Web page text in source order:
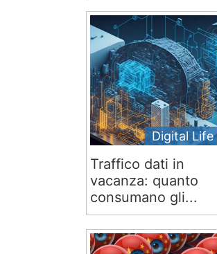
Digital Life
Traffico dati in
vacanza: quanto
consumano gli...